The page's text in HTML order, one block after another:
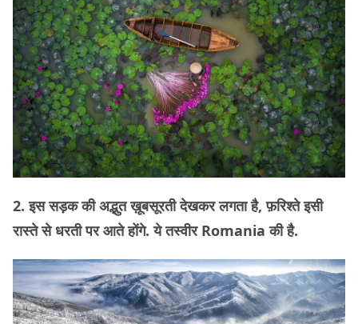
2. इस सड़क की अद्भुत ख़ूबसूरती देखकर लगता है, फ़रिश्ते इसी
रास्ते से धरती पर आते होंगे. ये तस्वीर Romania की है.